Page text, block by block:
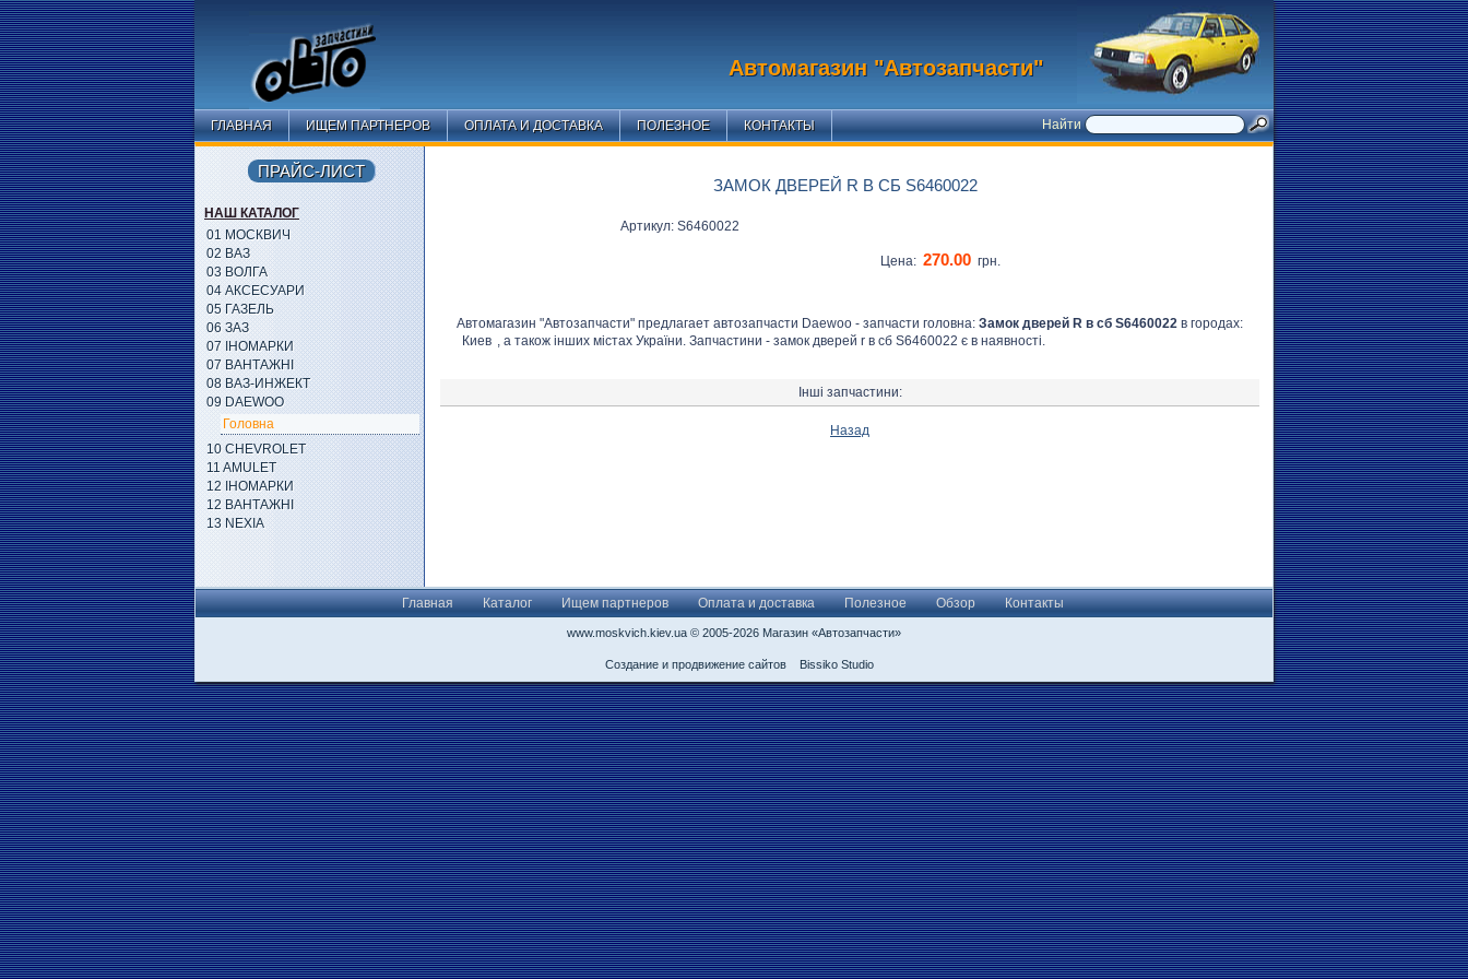
Автомагазин "Автозапчасти"
ГЛАВНАЯ ИЩЕМ ПАРТНЕРОВ ОПЛАТА И ДОСТАВКА ПОЛЕЗНОЕ КОНТАКТЫ Найти
ЗАМОК ДВЕРЕЙ R В СБ S6460022
Артикул: S6460022
Цена: 270.00 грн.
Автомагазин "Автозапчасти" предлагает автозапчасти Daewoo - запчасти головна: Замок дверей R в сб S6460022 в городах:
Киев , а також інших містах України. Запчастини - замок дверей r в сб S6460022 є в наявності.
Інші запчастини:
Назад
ПРАЙС-ЛИСТ
НАШ КАТАЛОГ
01 МОСКВИЧ
02 ВАЗ
03 ВОЛГА
04 АКСЕСУАРИ
05 ГАЗЕЛЬ
06 ЗАЗ
07 ІНОМАРКИ
07 ВАНТАЖНІ
08 ВАЗ-ИНЖЕКТ
09 DAEWOO
Головна
10 CHEVROLET
11 AMULET
12 ІНОМАРКИ
12 ВАНТАЖНІ
13 NEXIA
Главная Каталог Ищем партнеров Оплата и доставка Полезное Обзор Контакты
www.moskvich.kiev.ua © 2005-2026 Магазин «Автозапчасти»
Создание и продвижение сайтов Bissiko Studio